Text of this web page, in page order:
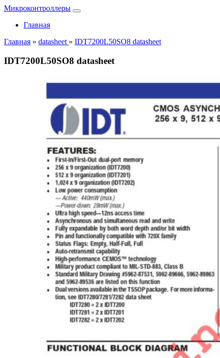
Микроконтроллеры
Главная
Главная » datasheet » IDT7200L50SO8 datasheet
IDT7200L50SO8 datasheet